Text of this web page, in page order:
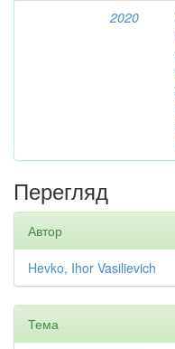
2020
Перегляд
Автор
Hevko, Ihor Vasilievich
Тема